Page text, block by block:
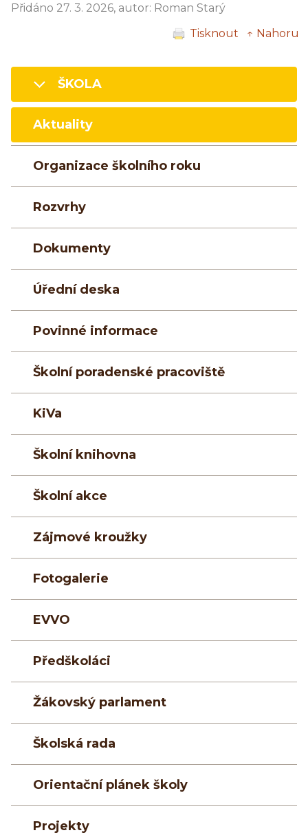
Přidáno 27. 3. 2026, autor: Roman Starý
Tisknout
↑ Nahoru
ŠKOLA
Aktuality
Organizace školního roku
Rozvrhy
Dokumenty
Úřední deska
Povinné informace
Školní poradenské pracoviště
KiVa
Školní knihovna
Školní akce
Zájmové kroužky
Fotogalerie
EVVO
Předškoláci
Žákovský parlament
Školská rada
Orientační plánek školy
Projekty